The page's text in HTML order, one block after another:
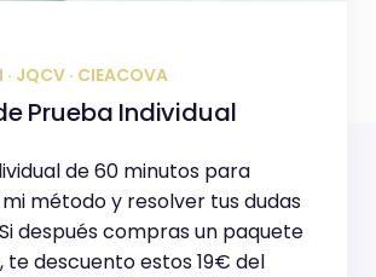
· JQCV · CIEACOVA
Prueba Individual
de 60 minutos para
método y resolver tus dudas
después compras un paquete
te descuento estos 19€ del